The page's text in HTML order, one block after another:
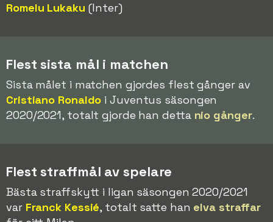
Romelu Lukaku (Inter)
Flest sista mål i matchen
Sista målet i matchen gjordes flest gånger av
Cristiano Ronaldo i Juventus säsongen
2020/2021, totalt gjorde han detta nio gånger.
Flest straffmål av spelare
Bästa straffskytt i ligan säsongen 2020/2021
var Franck Kessié, totalt satte han elva straffar